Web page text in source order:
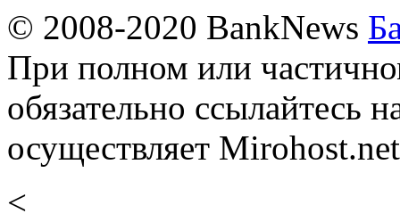
© 2008-2020 BankNews
При полном или
обязательно ссылайтесь
осуществляет
<